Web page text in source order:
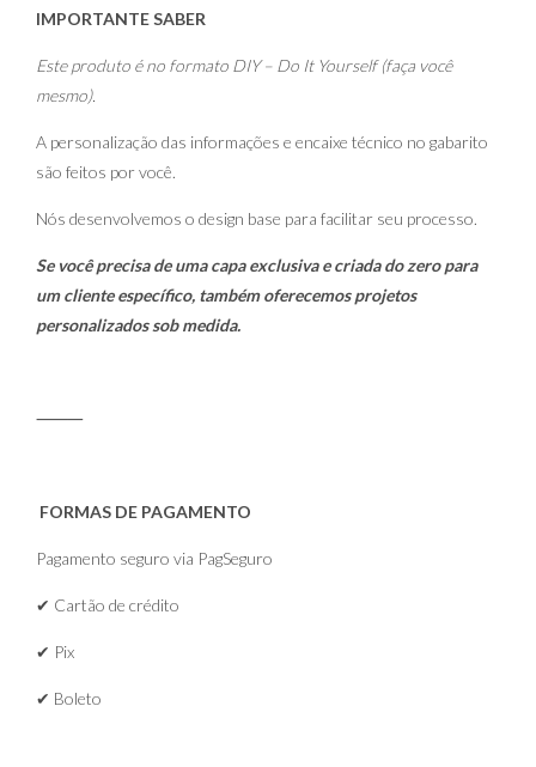
IMPORTANTE SABER
Este produto é no formato DIY – Do It Yourself (faça você
mesmo).
A personalização das informações e encaixe técnico no gabarito
são feitos por você.
Nós desenvolvemos o design base para facilitar seu processo.
Se você precisa de uma capa exclusiva e criada do zero para
um cliente específico, também oferecemos projetos
personalizados sob medida.
⸻
FORMAS DE PAGAMENTO
Pagamento seguro via PagSeguro
✔ Cartão de crédito
✔ Pix
✔ Boleto